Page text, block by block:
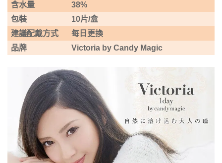
含水量
38%
包裝
10片/盒
建議配戴方式
每日更換
品牌
Victoria by Candy Magic